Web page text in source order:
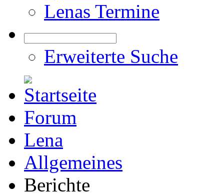
Lenas Termine
Erweiterte Suche
Forum
Lena
Allgemeines
Berichte